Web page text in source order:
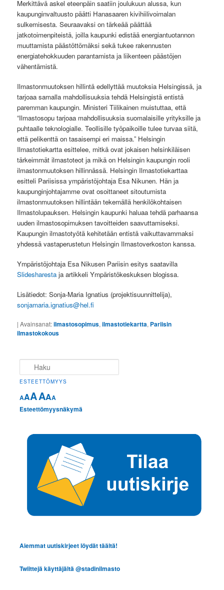
Merkittävä askel eteenpäin saatiin joulukuun alussa, kun
kaupunginvaltuusto päätti Hanasaaren kivihiilivoimalan
sulkemisesta. Seuraavaksi on tärkeää päättää
jatkotoimenpiteistä, joilla kaupunki edistää energiantuotannon
muuttamista päästöttömäksi sekä tukee rakennusten
energiatehokkuuden parantamista ja liikenteen päästöjen
vähentämistä.
Ilmastonmuutoksen hillintä edellyttää muutoksia Helsingissä, ja
tarjoaa samalla mahdollisuuksia tehdä Helsingistä entistä
paremman kaupungin. Ministeri Tiilikainen muistuttaa, että
“Ilmastosopu tarjoaa mahdollisuuksia suomalaisille yrityksille ja
puhtaalle teknologialle. Teollisille työpaikoille tulee turvaa siitä,
että pelikenttä on tasaisempi eri maissa.” Helsingin
Ilmastotiekartta esittelee, mitkä ovat jokaisen helsinkiläisen
tärkeimmät ilmastoteot ja mikä on Helsingin kaupungin rooli
ilmastonmuutoksen hillinnässä. Helsingin Ilmastotiekarttaa
esitteli Pariisissa ympäristöjohtaja Esa Nikunen. Hän ja
kaupunginjohtajamme ovat osoittaneet sitoutumista
ilmastonmuutoksen hillintään tekemällä henkilökohtaisen
Ilmastolupauksen. Helsingin kaupunki haluaa tehdä parhaansa
uuden ilmastosopimuksen tavoitteiden saavuttamiseksi.
Kaupungin ilmastotyötä kehitetään entistä vaikuttavammaksi
yhdessä vastaperustetun Helsingin Ilmastoverkoston kanssa.
Ympäristöjohtaja Esa Nikusen Pariisin esitys saatavilla
Slidesharestaja artikkeli Ympäristökeskuksen blogissa.
Lisätiedot: Sonja-Maria Ignatius (projektisuunnittelija),
sonjamaria.ignatius@hel.fi
|Avainsanat:ilmastosopimus,ilmastotiekartta, Pariisin
ilmastokokous
ESTEETTÖMYYS
AAAAAA
Esteettömyysnäkymä
Aiemmat uutiskirjeet löydät täältä!
Twiittejä käyttäjältä @stadinilmasto